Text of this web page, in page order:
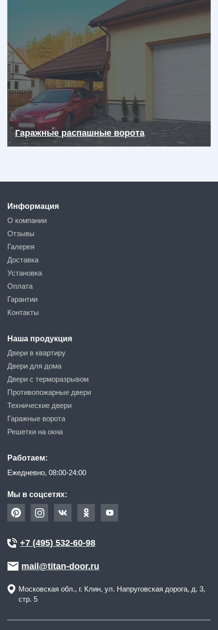
Гаражные распашные ворота
Информация
О компании
Отзывы
Галерея
Доставка
Установка
Оплата
Гарантии
Контакты
Наша продукция
Двери в квартиру
Двери для дома
Двери с терморазрывом
Противопожарные двери
Технические двери
Гаражные ворота
Решетки на окна
Работаем:
Ежедневно, 08:00-24:00
Мы в соцсетях:
+7 (495) 532-60-98
mail@titan-door.ru
Московская обл., г. Клин, ул. Напруговская дорога, д. 3,
стр. 5